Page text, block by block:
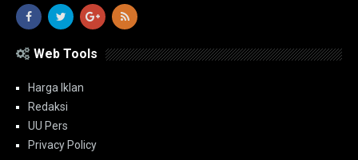
Web Tools
Harga Iklan
Redaksi
UU Pers
Privacy Policy